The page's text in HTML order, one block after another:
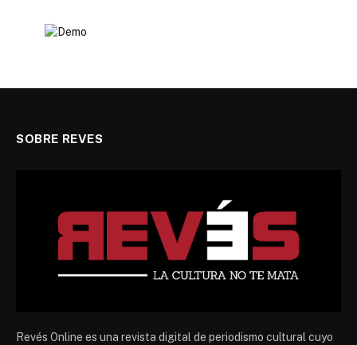
SOBRE REVES
Revés Online es una revista digital de periodismo cultural cuyo